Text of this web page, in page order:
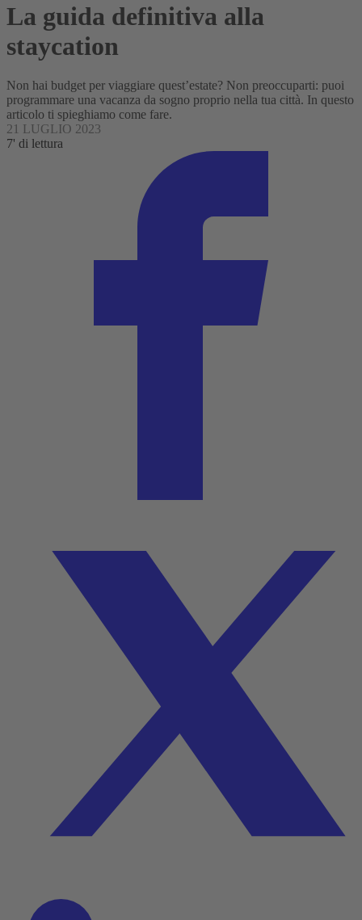
La guida definitiva alla
staycation
Non hai budget per viaggiare quest’estate? Non preoccuparti: puoi
programmare una vacanza da sogno proprio nella tua città. In questo
articolo ti spieghiamo come fare.
21 LUGLIO 2023
7' di lettura